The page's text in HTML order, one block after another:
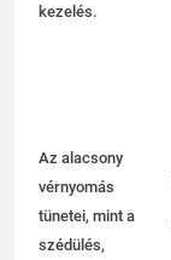
kezelés.
Az alacsony
vérnyomás
tünetei, mint a
szédülés,